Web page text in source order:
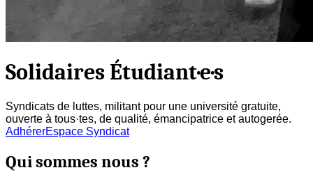
Solidaires Étudiant·e·s
Syndicats de luttes, militant pour une université gratuite,
ouverte à tous·tes, de qualité, émancipatrice et autogerée.
AdhérerEspace Syndicat
Qui sommes nous ?